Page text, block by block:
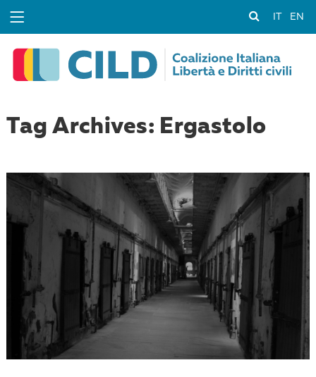
EN
Tag Archives: Ergastolo